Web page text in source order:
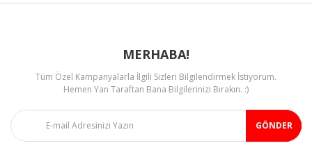
MERHABA!
Tüm Özel Kampanyalarla İlgili Sizleri Bilgilendirmek İstiyorum.
Hemen Yan Taraftan Bana Bilgilerinizi Bırakın. :)
GÖNDER